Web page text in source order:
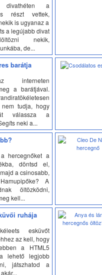
a
részt vettek,
is ugyanaz a
a legújabb divat
nekik,
de...
barátja
interneten
a barátjával.
tudja, hogy
válassza a
neki a...
hercegnőket a
döntsd el,
a csinosabb,
A
öltözködni,
kell...
ruhája
esküvőt
az kell, hogy
a HTML5
lehető legjobb
játszhatod a